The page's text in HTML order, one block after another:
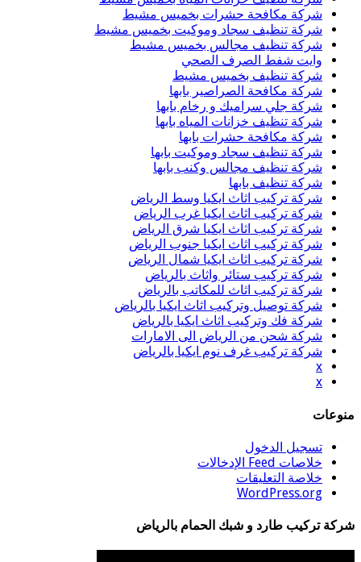
شركة مكافحة حشرات بخميس مشيط
شركة تنظيف سجاد وموكيت بخميس مشيط
شركة تنظيف مجالس بخميس مشيط
وايت شفط الصرف الصحي
شركة تنظيف بخميس مشيط
شركة مكافحة الصراصير بابها
شركة جلي سراميك و رخام بابها
شركة تنظيف خزانات المياه بابها
شركة مكافحة حشرات بابها
شركة تنظيف سجاد وموكيت بابها
شركة تنظيف مجالس وكنب بابها
شركة تنظيف بابها
شركة تركيب اثاث ايكيا وسط الرياض
شركة تركيب اثاث ايكيا غرب الرياض
شركة تركيب اثاث ايكيا شرق الرياض
شركة تركيب اثاث ايكيا جنوب الرياض
شركة تركيب اثاث ايكيا شمال الرياض
شركة تركيب ستائر واثاث بالرياض
شركة تركيب اثاث للمكاتب بالرياض
شركة توصيل وتركيب اثاث ايكيا بالرياض
شركة فك وتركيب اثاث ايكيا بالرياض
شركة شحن من الرياض الى الامارات
شركة تركيب غرف نوم ايكيا بالرياض
x
x
منوعات
تسجيل الدخول
خلاصات Feed الإدخالات
خلاصة التعليقات
WordPress.org
شركة تركيب طارد و شبك الحمام بالرياض